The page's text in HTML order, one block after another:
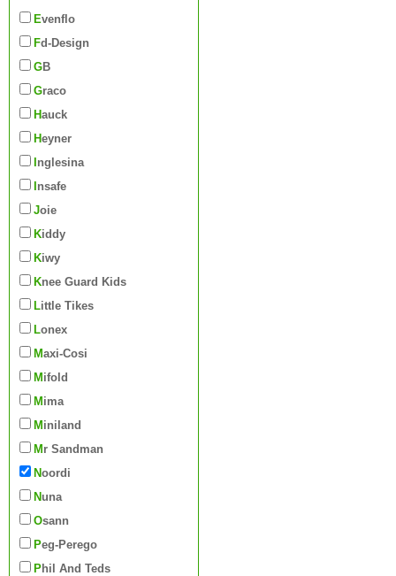
Evenflo
Fd-Design
GB
Graco
Hauck
Heyner
Inglesina
Insafe
Joie
Kiddy
Kiwy
Knee Guard Kids
Little Tikes
Lonex
Maxi-Cosi
Mifold
Mima
Miniland
Mr Sandman
Noordi
Nuna
Osann
Peg-Perego
Phil And Teds